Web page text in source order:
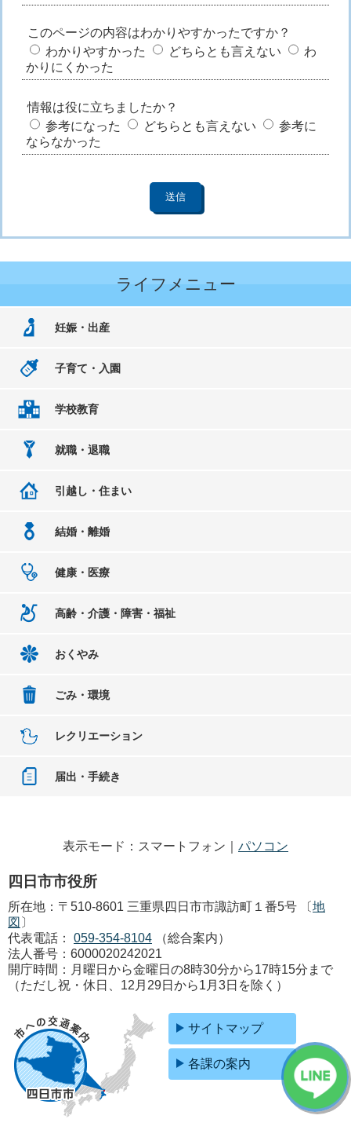
このページの内容はわかりやすかったですか？
わかりやすかった
どちらとも言えない
わ
かりにくかった
情報は役に立ちましたか？
参考になった
どちらとも言えない
参考に
ならなかった
ライフメニュー
妊娠・出産
子育て・入園
学校教育
就職・退職
引越し・住まい
結婚・離婚
健康・医療
高齢・介護・障害・福祉
おくやみ
ごみ・環境
レクリエーション
届出・手続き
表示モード：スマートフォン｜ パソコン
四日市市役所
所在地：〒510-8601 三重県四日市市諏訪町１番5号 〔地
図 〕
代表電話：
059-354-8104
（総合案内）
法人番号：6000020242021
開庁時間：月曜日から金曜日の8時30分から17時15分まで
（ただし祝・休日、12月29日から1月3日を除く）
サイトマップ
各課の案内